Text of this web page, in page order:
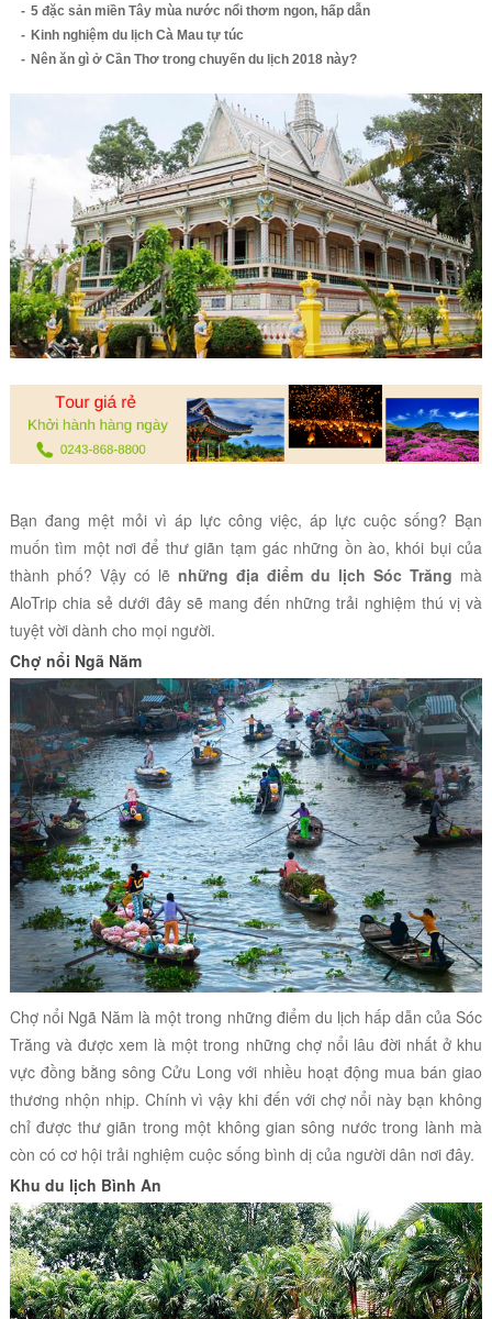
5 đặc sản miền Tây mùa nước nổi thơm ngon, hấp dẫn
Kinh nghiệm du lịch Cà Mau tự túc
Nên ăn gì ở Cần Thơ trong chuyến du lịch 2018 này?
Bạn đang mệt mỏi vì áp lực công việc, áp lực cuộc sống? Bạn
muốn tìm một nơi để thư giãn tạm gác những ồn ào, khói bụi của
thành phố? Vậy có lẽ những địa điểm du lịch Sóc Trăng mà
AloTrip chia sẻ dưới đây sẽ mang đến những trải nghiệm thú vị và
tuyệt vời dành cho mọi người.
Chợ nổi Ngã Năm
Chợ nổi Ngã Năm là một trong những điểm du lịch hấp dẫn của Sóc
Trăng và được xem là một trong những chợ nổi lâu đời nhất ở khu
vực đồng bằng sông Cửu Long với nhiều hoạt động mua bán giao
thương nhộn nhịp. Chính vì vậy khi đến với chợ nổi này bạn không
chỉ được thư giãn trong một không gian sông nước trong lành mà
còn có cơ hội trải nghiệm cuộc sống bình dị của người dân nơi đây.
Khu du lịch Bình An